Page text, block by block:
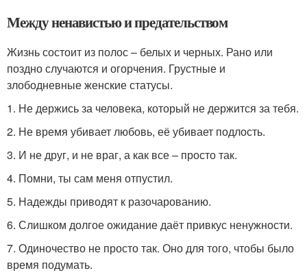
Между ненавистью и предательством
Жизнь состоит из полос – белых и черных. Рано или
поздно случаются и огорчения. Грустные и
злободневные женские статусы.
1. Не держись за человека, который не держится за тебя.
2. Не время убивает любовь, её убивает подлость.
3. И не друг, и не враг, а как все – просто так.
4. Помни, ты сам меня отпустил.
5. Надежды приводят к разочарованию.
6. Слишком долгое ожидание даёт привкус ненужности.
7. Одиночество не просто так. Оно для того, чтобы было
время подумать.